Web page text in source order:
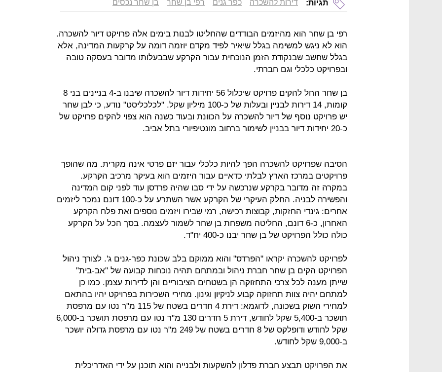
תגיות: דירות להשכרה כפר גנים רפי בן שחר בן שחר נכסים
רפי בן שחר הוא מהיזמים הבודדים שהחליטו לבנות בימים אלה פרויקט דיור להשכרה.
הוא לא ניגש למשימה בגלל שיאיר לפיד מקדם יוזמה דומה על קרקעות המדינה, אלא
בגלל שחשב שבנקודת הזמן הנוכחית עבור הקרקע שבבעלותו מדובר בעסקה טובה
ובפרויקט כלכלי וגם חברתי.
בן שחר החל להקים פרויקט שיכלול 56 יחידות דיור להשכרה שיבנו ב-4 בניינים בני 8
קומות, 14 דירות לבניין ובעלות של כ-100 מיליון שקל. "לכלכליסט" נודע, כי לבן שחר
יש פרויקט נוסף של דיור להשכרה על הכוונת ובעוד כשנה הוא צפוי להקים פרויקט של
כ-20 יחידות דיור בבניין לשימור ברחוב מונטיפיורי בתל אביב.
הסיבה שפרויקט להשכרה הפך להיות כלכלי עבור יזם פרטי אינה מקרית. מה שהופך
פרויקטים במרכז הארץ לבלתי כדאיים עבור היזמים הוא בעיקר מרכיב הקרקע.
במקרה זה מדובר בקרקע שנרכשה על ידי סבו שהיה פרדסן עוד לפני קום המדינה
והפשירה לבניה. החלק העיקרי של הקרקע אשר השתרע על כ-100 דונם נמכר ליזמים
אחרים: גינדי החזקות, קבוצות רכישה, רמי שבירו ויזמים נוספים ואת פלח הקרקע
האחרון, כ-6 דונם, החליטה משפחת בן שחר לשמור לעצמה. בסך הכל על הקרקע
כולה כולל הפרויקט של בן שחר יבנו כ-400 יח"ד.
לפרויקט להשכרה יקראו "הפרדס" והוא ממוקם בלב שכונת כפר-גנים ג'. לצורך ניהול
הפרויקט הקים בן שחר חברת ניהול ובמתחם תהיה נוכחות קבועה של "אב-בית"
שייתן מענה לכל צרכי התחזוקה הן בשטחים הציבוריים והן לדירות עצמן. כמו כן
למתחם יהיה צוות תחזוקה קבוע לניקיון וגינון. מחירי השכירות בפרויקט יהיו בהתאם
למחירי השוק בשכונה, לדוגמא: דירת 4 חדרים בשטח של 115 מ"ר נטו עם מרפסת
תושכר ב-5,400 שקל לחודש, דירת 5 חדרים 130 מ"ר נטו עם מרפסת תושכר ב-6,000
שקל לחודש ודופלקס של 8 חדרים בשטח של 249 מ"ר נטו עם מרפסת גדולה יושכר
ב-9,000 שקל לחודש.
את הפרויקט תבצע חברת פדלון להשקעות ולבנייה והוא תוכנן על ידי האדריכלית